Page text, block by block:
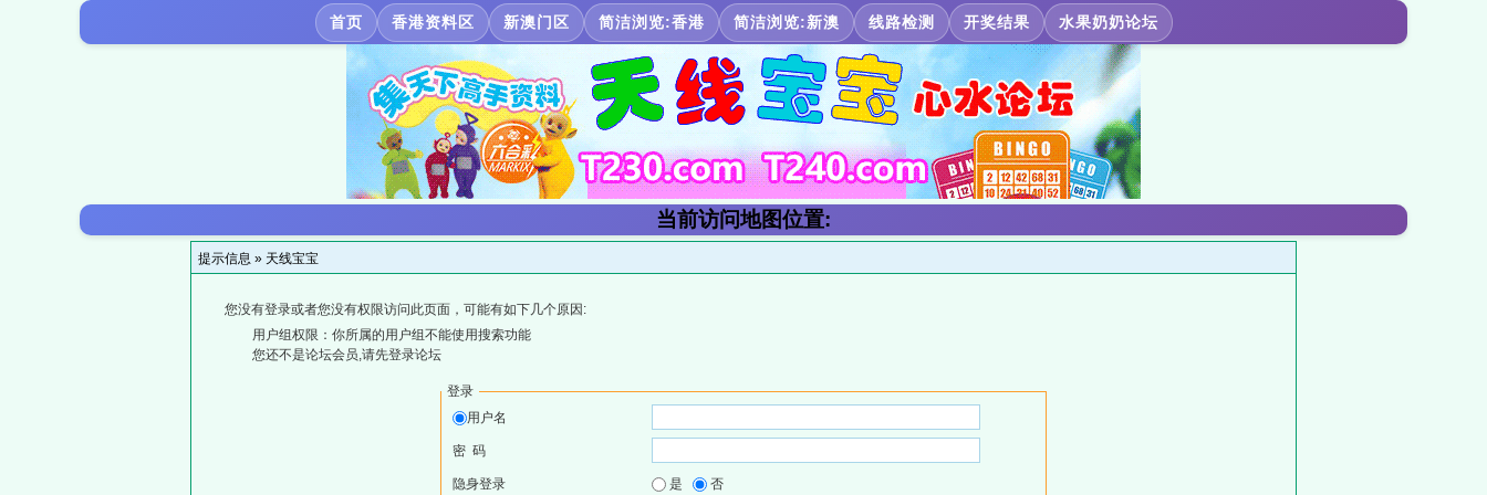
首页 香港资料区 新澳门区 简洁浏览:香港 简洁浏览:新澳 线路检测 开奖结果 水果奶奶论坛
当前访问地图位置:
提示信息 » 天线宝宝
您没有登录或者您没有权限访问此页面，可能有如下几个原因:
用户组权限：你所属的用户组不能使用搜索功能
您还不是论坛会员,请先登录论坛
登录
用户名
密 码
隐身登录 是 否